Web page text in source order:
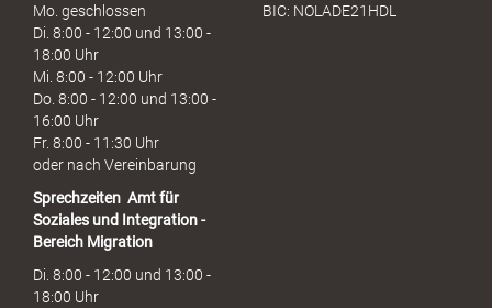
Mo. geschlossen
Di. 8:00 - 12:00 und 13:00 -
18:00 Uhr
Mi. 8:00 - 12:00 Uhr
Do. 8:00 - 12:00 und 13:00 -
16:00 Uhr
Fr. 8:00 - 11:30 Uhr
oder nach Vereinbarung
Sprechzeiten Amt für
Soziales und Integration -
Bereich Migration
Di. 8:00 - 12:00 und 13:00 -
18:00 Uhr
BIC: NOLADE21HDL